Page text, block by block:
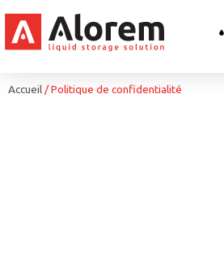
Accueil /Politique de confidentialité